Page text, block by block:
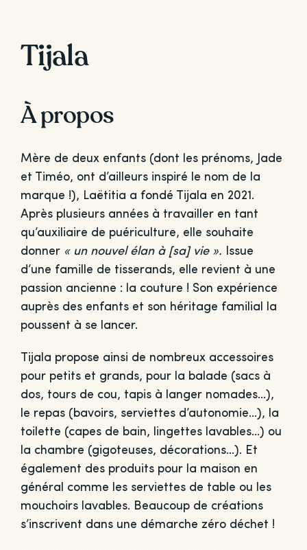
Tijala
À propos
Mère de deux enfants (dont les prénoms, Jade
et Timéo, ont d’ailleurs inspiré le nom de la
marque !), Laëtitia a fondé Tijala en 2021.
Après plusieurs années à travailler en tant
qu’auxiliaire de puériculture, elle souhaite
donner « un nouvel élan à [sa] vie ».
Issue
d’une famille de tisserands, elle revient à une
passion ancienne : la couture ! Son expérience
auprès des enfants et son héritage familial la
poussent à se lancer.
Tijala propose ainsi de nombreux accessoires
pour petits et grands, pour la balade (sacs à
dos, tours de cou, tapis à langer nomades…),
le repas (bavoirs, serviettes d’autonomie…), la
toilette (capes de bain, lingettes lavables…) ou
la chambre (gigoteuses, décorations…). Et
également des produits pour la maison en
général comme les serviettes de table ou les
mouchoirs lavables. Beaucoup de créations
s’inscrivent dans une démarche zéro déchet !